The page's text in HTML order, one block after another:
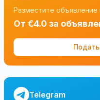
Разместите объявление
От €4.0 за
Telegram